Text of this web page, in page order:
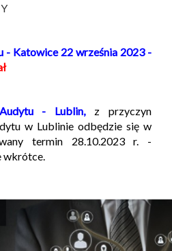
- Katowice 22 września 2023 -
- Lublin,
z przyczyn
w Lublinie odbędzie się w
termin 28.10.2023 r. -
wkrótce.